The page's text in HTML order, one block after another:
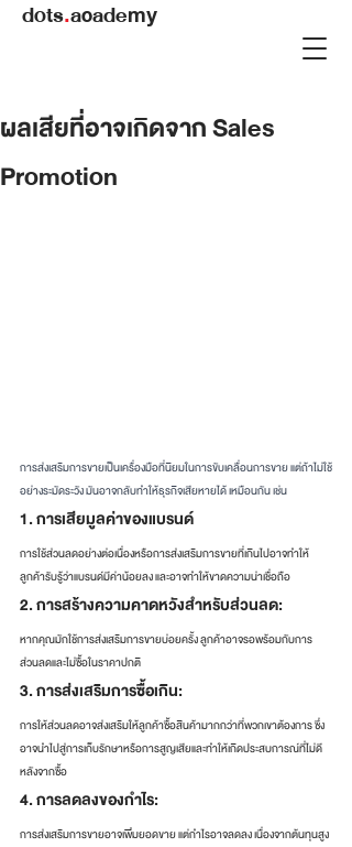
dots.academy
ผลเสียที่อาจเกิดจาก Sales
Promotion
การส่งเสริมการขายเป็นเครื่องมือที่นิยมในการขับเคลื่อนการขาย แต่ถ้าไม่ใช้
อย่างระมัดระวัง มันอาจกลับทำให้ธุรกิจเสียหายได้ เหมือนกัน เช่น
1. การเสียมูลค่าของแบรนด์
การใช้ส่วนลดอย่างต่อเนื่องหรือการส่งเสริมการขายที่เกินไปอาจทำให้
ลูกค้ารับรู้ว่าแบรนด์มีค่าน้อยลง และอาจทำให้ขาดความน่าเชื่อถือ
2. การสร้างความคาดหวังสำหรับส่วนลด:
หากคุณมักใช้การส่งเสริมการขายบ่อยครั้ง ลูกค้าอาจรอพร้อมกับการ
ส่วนลดและไม่ซื้อในราคาปกติ
3. การส่งเสริมการซื้อเกิน:
การให้ส่วนลดอาจส่งเสริมให้ลูกค้าซื้อสินค้ามากกว่าที่พวกเขาต้องการ ซึ่ง
อาจนำไปสู่การเก็บรักษาหรือการสูญเสียและทำให้เกิดประสบการณ์ที่ไม่ดี
หลังจากซื้อ
4. การลดลงของกำไร:
การส่งเสริมการขายอาจเพิ่มยอดขาย แต่กำไรอาจลดลง เนื่องจากต้นทุนสูง